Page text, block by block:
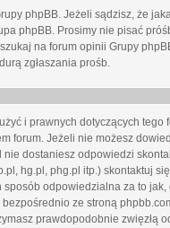
phpBB. Jeżeli sądzisz, że
phpBB. Prosimy nie pisać
na forum opinii Grupy
zgłaszania prośb.
i prawnych dotyczących tego
forum. Jeżeli nie możesz
dostaniesz odpowiedzi
hg.pl, phg.pl itp.) skontaktuj
odpowiedzialna za to
ze stroną
prawdopodobnie zwięzłą